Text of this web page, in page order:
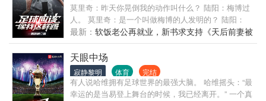
莫里奇：昨天你晃倒我的动作叫什么？ 陆阳：梅博过
人。 莫里奇：是一个叫做梅博的人发明的？ 陆阳：
不，是一个叫做梅西的人踢出来的，他晃倒了世一卫
博阿滕。 莫里奇：你为什么不愿意穿上象征荣耀的七
号球衣？ 陆阳：因为皇马一别，后会无七！一旦穿上
那件球衣，我怕自己会变成杀人不眨眼的核武七！ 莫
里奇：陆，你昨天在大禁区外打进的那颗倒挂金钩太
帅了，请问你是怎么做到的？ 陆阳：很简单，别叫我
最新： 软饭老公再就业，新书求支持《天后前妻被
封杀，植物人的我醒了》
天眼中场
寂静黎明 体育 完结
有人说哈维拥有足球世界的最强大脑。 哈维摇头：“最
幸运的是当易登上舞台的时候，我已经离开。” 一个真